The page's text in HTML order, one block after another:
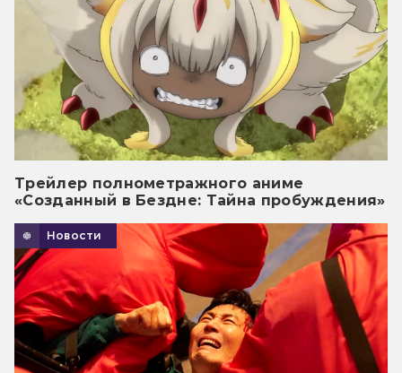
Трейлер полнометражного аниме
«Созданный в Бездне: Тайна пробуждения»
Новости